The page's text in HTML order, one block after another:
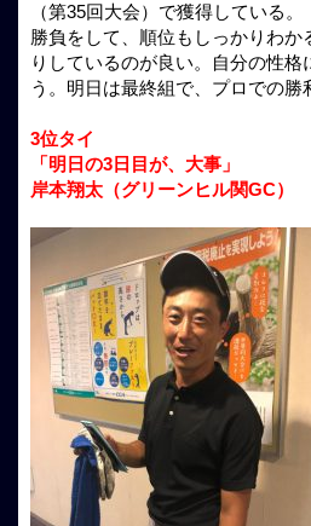
（第35回大会）で獲得している
勝負をして、順位もしっかりわか
りしているのが良い。自分の性
う。明日は最終組で、プロでの勝
3位タイ
「明日の3日目が、大事」
岸本翔太（グリーンヒル関GC）